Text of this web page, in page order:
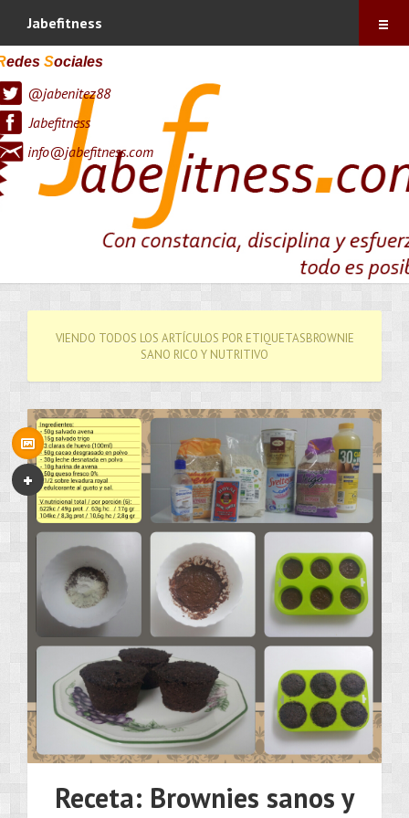
Jabefitness
edes Sociales
@jabenitez88
Jabefitness
info@jabefitness.com
Vitónica
Blog
Contacto
VIENDO TODOS LOS ARTÍCULOS POR ETIQUETASBROWNIE
SANO RICO Y NUTRITIVO
Receta: Brownies sanos y